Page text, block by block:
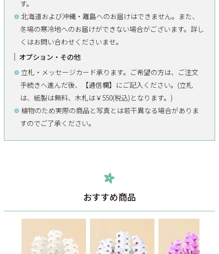
す。
北海道および沖縄・離島へのお届けはできません。また、
冬場の寒冷地へのお届けができない場合がございます。詳し
くはお問い合わせくださいませ。
オプション・その他
立札・メッセージカード承ります。ご希望の方は、ご注文
手続きへ進んだ後、【通信欄】にご記入ください。(立札
は、紙製は無料、木札は￥550(税込)となります。)
植物のため実際の商品と写真とは若干異なる場合がありま
すのでご了承ください。
おすすめ商品